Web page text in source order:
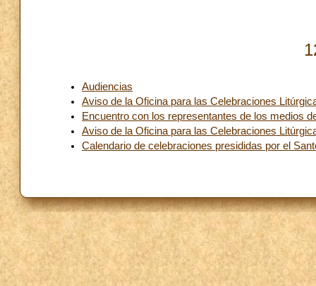
Audiencias
Aviso de la Oficina para las Celebraciones
Encuentro con los representantes de los medios
Aviso de la Oficina para las Celebraciones
Calendario de celebraciones presididas por el